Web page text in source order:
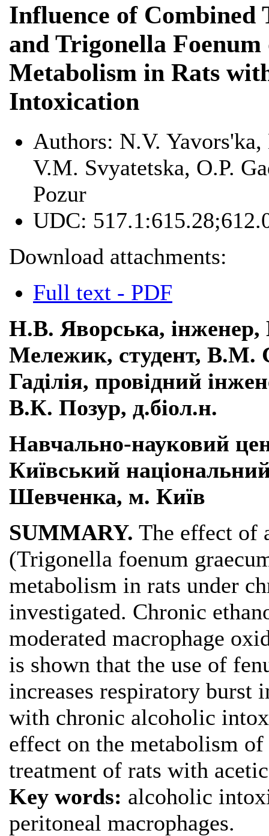
Influence of
and Trigonella
Metabolism in Rats
Intoxication
Authors: N.V.
V.M. Svyatetska, O.P.
Pozur
UDC:
Download attachments:
Full text - PDF
Н.В. Яворська,
Мележик, студент, В.М.
Гаділія, провідний
В.К. Позур, д.біол.н.
Навчально-науковий
Київський
Шевченка, м. Київ
SUMMARY. The effect of
(Trigonella foenum
metabolism in rats under
investigated. Chronic
moderated macrophage
is shown that the use of
increases respiratory burst
with chronic alcoholic
effect on the metabolism
treatment of rats with
Key words: alcoholic
peritoneal macrophages.